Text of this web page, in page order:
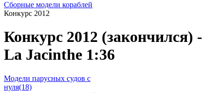
Сборные модели кораблей
Конкурс 2012
Конкурс 2012 (закончился) -
La Jacinthe 1:36
Модели парусных судов с
нуля(18)